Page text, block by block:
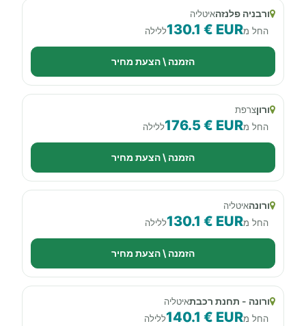
ורבניה פלנזהאיטליה
החל מ130.1 € EURללילה
הזמנה \ הצעת מחיר
ורוןצרפת
החל מ176.5 € EURללילה
הזמנה \ הצעת מחיר
ורונהאיטליה
החל מ130.1 € EURללילה
הזמנה \ הצעת מחיר
ורונה - תחנת רכבתאיטליה
החל מ140.1 € EURללילה